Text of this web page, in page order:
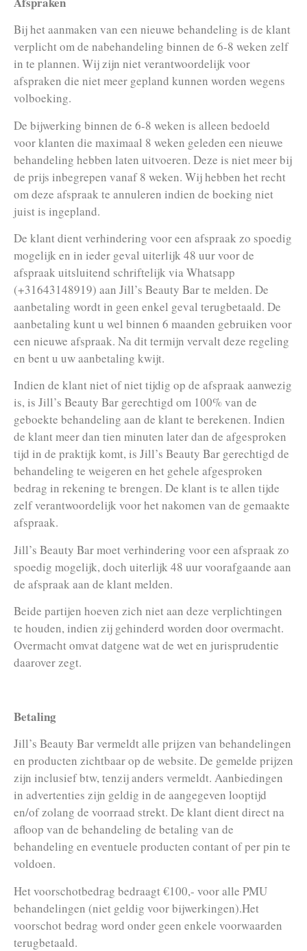
Bij het aanmaken van een nieuwe behandeling is de klant
verplicht om de nabehandeling binnen de 6-8 weken zelf
in te plannen. Wij zijn niet verantwoordelijk voor
afspraken die niet meer gepland kunnen worden wegens
volboeking.
De bijwerking binnen de 6-8 weken is alleen bedoeld
voor klanten die maximaal 8 weken geleden een nieuwe
behandeling hebben laten uitvoeren. Deze is niet meer bij
de prijs inbegrepen vanaf 8 weken. Wij hebben het recht
om deze afspraak te annuleren indien de boeking niet
juist is ingepland.
De klant dient verhindering voor een afspraak zo spoedig
mogelijk en in ieder geval uiterlijk 48 uur voor de
afspraak uitsluitend schriftelijk via Whatsapp
(+31643148919) aan Jill’s Beauty Bar te melden. De
aanbetaling wordt in geen enkel geval terugbetaald. De
aanbetaling kunt u wel binnen 6 maanden gebruiken voor
een nieuwe afspraak. Na dit termijn vervalt deze regeling
en bent u uw aanbetaling kwijt.
Indien de klant niet of niet tijdig op de afspraak aanwezig
is, is Jill’s Beauty Bar gerechtigd om 100% van de
geboekte behandeling aan de klant te berekenen. Indien
de klant meer dan tien minuten later dan de afgesproken
tijd in de praktijk komt, is Jill’s Beauty Bar gerechtigd de
behandeling te weigeren en het gehele afgesproken
bedrag in rekening te brengen. De klant is te allen tijde
zelf verantwoordelijk voor het nakomen van de gemaakte
afspraak.
Jill’s Beauty Bar moet verhindering voor een afspraak zo
spoedig mogelijk, doch uiterlijk 48 uur voorafgaande aan
de afspraak aan de klant melden.
Beide partijen hoeven zich niet aan deze verplichtingen
te houden, indien zij gehinderd worden door overmacht.
Overmacht omvat datgene wat de wet en jurisprudentie
daarover zegt.
Betaling
Jill’s Beauty Bar vermeldt alle prijzen van behandelingen
en producten zichtbaar op de website. De gemelde prijzen
zijn inclusief btw, tenzij anders vermeldt. Aanbiedingen
in advertenties zijn geldig in de aangegeven looptijd
en/of zolang de voorraad strekt. De klant dient direct na
afloop van de behandeling de betaling van de
behandeling en eventuele producten contant of per pin te
voldoen.
Het voorschotbedrag bedraagt €100,- voor alle PMU
behandelingen (niet geldig voor bijwerkingen).Het
voorschot bedrag word onder geen enkele voorwaarden
terugbetaald.